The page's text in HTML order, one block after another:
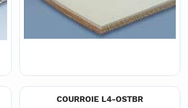
COURROIE L4-OSTBR